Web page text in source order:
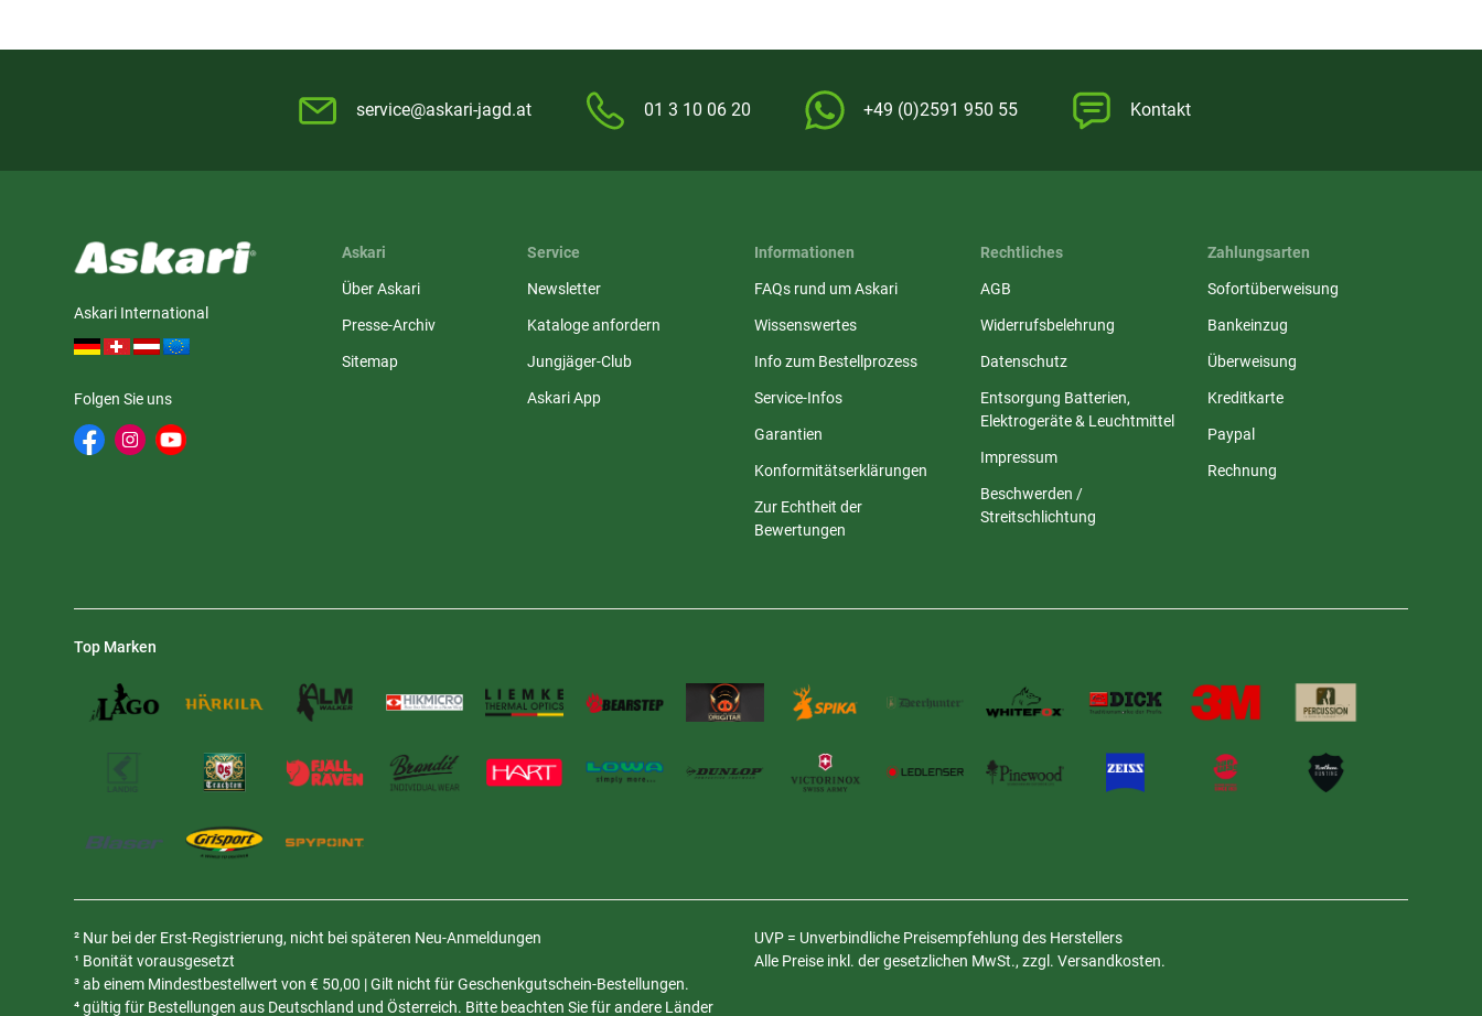
service@askari-jagd.at 01 3 10 06 20 +49 (0)2591 950 55 Kontakt
Askari International
Folgen Sie uns
Askari
Über Askari
Presse-Archiv
Sitemap
Service
Newsletter
Kataloge anfordern
Jungjäger-Club
Askari App
Informationen
FAQs rund um Askari
Wissenswertes
Info zum Bestellprozess
Service-Infos
Garantien
Konformitätserklärungen
Zur Echtheit der
Bewertungen
Rechtliches
AGB
Widerrufsbelehrung
Datenschutz
Entsorgung Batterien,
Elektrogeräte & Leuchtmittel
Impressum
Beschwerden /
Streitschlichtung
Zahlungsarten
Sofortüberweisung
Bankeinzug
Überweisung
Kreditkarte
Paypal
Rechnung
Top Marken
² Nur bei der Erst-Registrierung, nicht bei späteren Neu-Anmeldungen
¹ Bonität vorausgesetzt
³ ab einem Mindestbestellwert von€ 50,00 | Gilt nicht für Geschenkgutschein-Bestellungen.
⁴ gültig für Bestellungen aus Deutschland und Österreich. Bitte beachten Sie für andere Länder
UVP = Unverbindliche Preisempfehlung des Herstellers
Alle Preise inkl. der gesetzlichen MwSt., zzgl. Versandkosten.